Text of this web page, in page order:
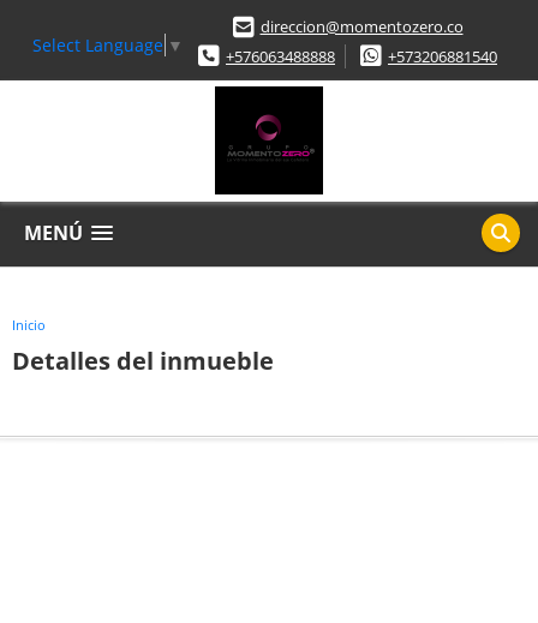
Select Language ▼
direccion@momentozero.co
+576063488888
+573206881540
MENÚ
Inicio
Detalles del inmueble